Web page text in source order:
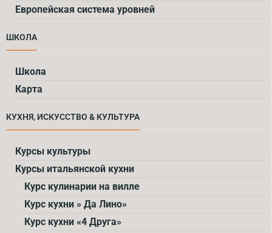
Европейская система уровней
ШКОЛА
Школа
Карта
КУХНЯ, ИСКУССТВО & КУЛЬТУРА
Курсы культуры
Курсы итальянской кухни
Курс кулинарии на вилле
Курс кухни » Да Лино»
Курс кухни «4 Друга»